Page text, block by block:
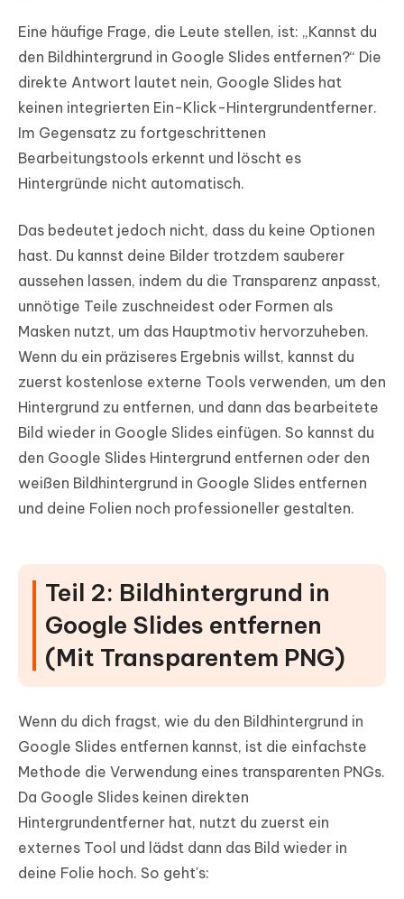
Eine häufige Frage, die Leute stellen, ist: „Kannst du
den Bildhintergrund in Google Slides entfernen?“ Die
direkte Antwort lautet nein, Google Slides hat
keinen integrierten Ein-Klick-Hintergrundentferner.
Im Gegensatz zu fortgeschrittenen
Bearbeitungstools erkennt und löscht es
Hintergründe nicht automatisch.
Das bedeutet jedoch nicht, dass du keine Optionen
hast. Du kannst deine Bilder trotzdem sauberer
aussehen lassen, indem du die Transparenz anpasst,
unnötige Teile zuschneidest oder Formen als
Masken nutzt, um das Hauptmotiv hervorzuheben.
Wenn du ein präziseres Ergebnis willst, kannst du
zuerst kostenlose externe Tools verwenden, um den
Hintergrund zu entfernen, und dann das bearbeitete
Bild wieder in Google Slides einfügen. So kannst du
den Google Slides Hintergrund entfernen oder den
weißen Bildhintergrund in Google Slides entfernen
und deine Folien noch professioneller gestalten.
Teil 2: Bildhintergrund in
Google Slides entfernen
(Mit Transparentem PNG)
Wenn du dich fragst, wie du den Bildhintergrund in
Google Slides entfernen kannst, ist die einfachste
Methode die Verwendung eines transparenten PNGs.
Da Google Slides keinen direkten
Hintergrundentferner hat, nutzt du zuerst ein
externes Tool und lädst dann das Bild wieder in
deine Folie hoch. So geht's: